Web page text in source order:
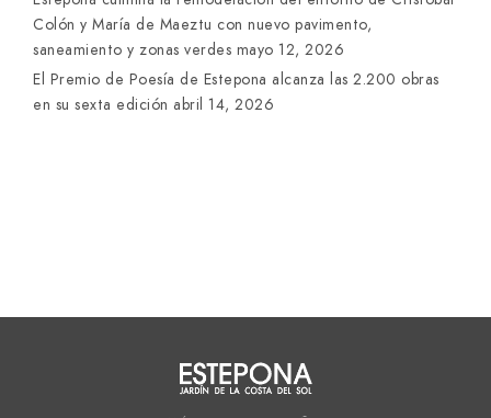
Colón y María de Maeztu con nuevo pavimento,
saneamiento y zonas verdes mayo 12, 2026
El Premio de Poesía de Estepona alcanza las 2.200 obras
en su sexta edición abril 14, 2026